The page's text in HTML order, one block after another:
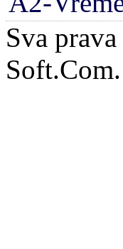
Sva
Soft.Com.